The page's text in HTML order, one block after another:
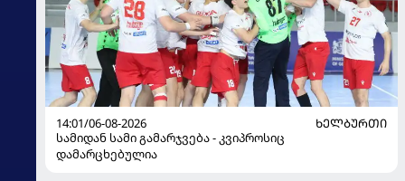
14:01/06-08-2026
ᲮᲔᲚᲑᲣᲠᲗᲘ
სამიდან სამი გამარჯვება - კვიპროსიც
დამარცხებულია